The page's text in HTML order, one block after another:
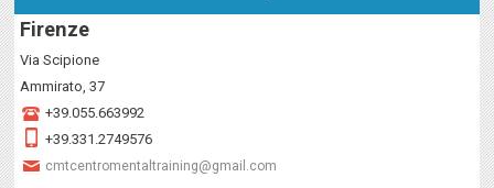
Firenze
Via Scipione
Ammirato, 37
+39.055.663992
+39.331.2749576
cmtcentromentaltraining@gmail.com